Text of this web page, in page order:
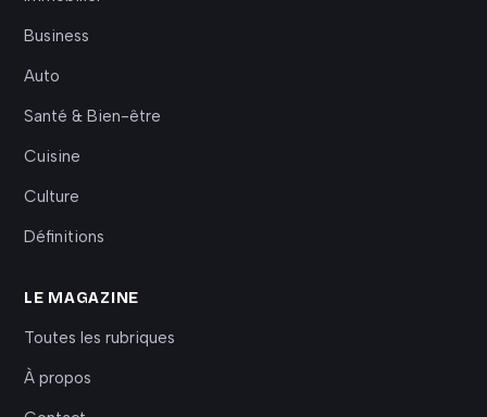
Business
Auto
Santé & Bien-être
Cuisine
Culture
Définitions
LE MAGAZINE
Toutes les rubriques
À propos